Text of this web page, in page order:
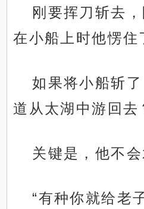
刚要挥刀斩去
在小船上时他愣住
如果将小船斩
道从太湖中游回去
关键是，他不会
“有种你就给老